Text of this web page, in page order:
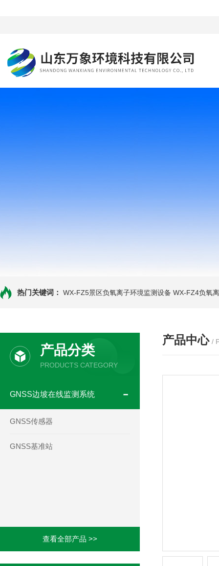
热门关键词： WX-FZ5景区负氧离子环境监测设备 WX-FZ4负氧
产品分类
PRODUCTS CATEGORY
GNSS边坡在线监测系统
GNSS传感器
GNSS基准站
查看全部产品 >>
产品中心 /